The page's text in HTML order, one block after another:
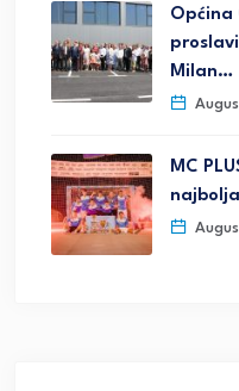
Općina
Milan…
MC